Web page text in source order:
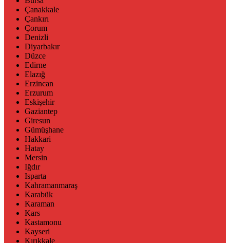
Çanakkale
Çankırı
Çorum
Denizli
Diyarbakır
Düzce
Edirne
Elazığ
Erzincan
Erzurum
Eskişehir
Gaziantep
Giresun
Gümüşhane
Hakkari
Hatay
Mersin
Iğdır
Isparta
Kahramanmaraş
Karabük
Karaman
Kars
Kastamonu
Kayseri
Kırıkkale